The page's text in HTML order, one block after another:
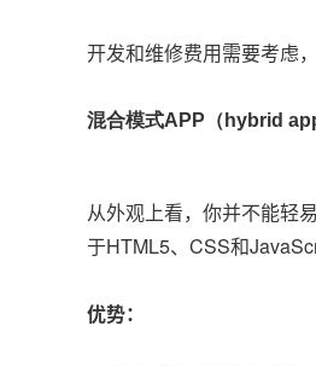
开发和维修费用需要考虑
混合模式APP（hybrid
从外观上看，你并不能轻
于HTML5、CSS和
优势：